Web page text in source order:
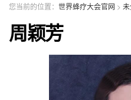
您当前的位置： 世界蜂疗大会官网 >
周颖芳